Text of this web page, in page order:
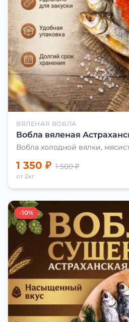
ВЯЛЕНАЯ ВОБЛА
Вобла вяленая
Вобла холодной вялки,
1 350 ₽ 1 500 ₽
от 2кг
-10%